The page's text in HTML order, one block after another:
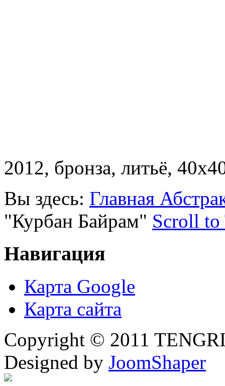
2012, бронза, литьё,
Вы здесь: Главная
"Курбан Байрам" Scroll to
Навигация
Карта Google
Карта сайта
Copyright © 2011
Designed by JoomShaper